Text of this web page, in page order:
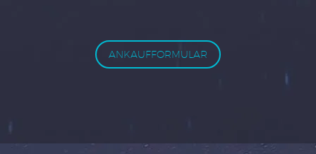
ANKAUFFORMULAR